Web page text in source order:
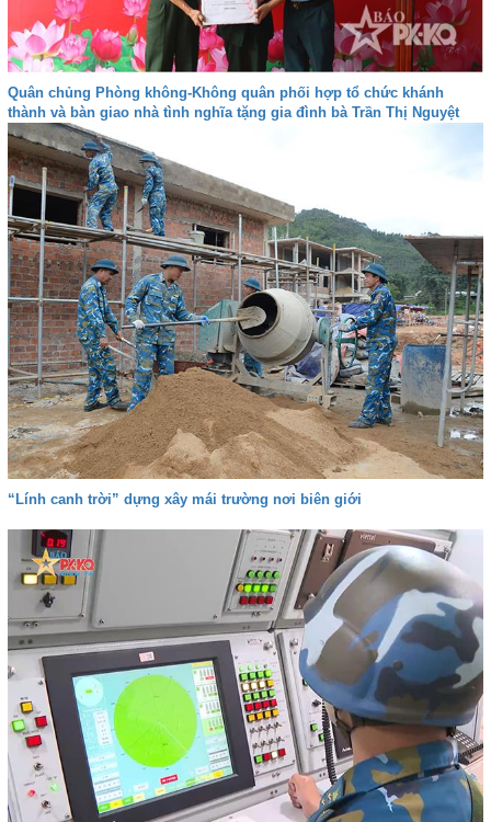
Quân chủng Phòng không-Không quân phối hợp tổ chức khánh
thành và bàn giao nhà tình nghĩa tặng gia đình bà Trần Thị Nguyệt
“Lính canh trời” dựng xây mái trường nơi biên giới